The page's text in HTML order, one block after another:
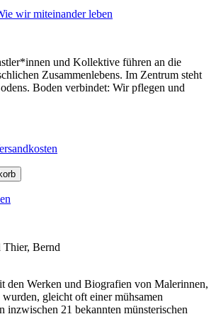
wir miteinander leben
und Kollektive führen an die
Zusammenlebens. Im Zentrum steht
Boden verbindet: Wir pflegen und
Thier, Bernd
den Werken und Biografien von Malerinnen,
gleicht oft einer mühsamen
inzwischen 21 bekannten münsterischen